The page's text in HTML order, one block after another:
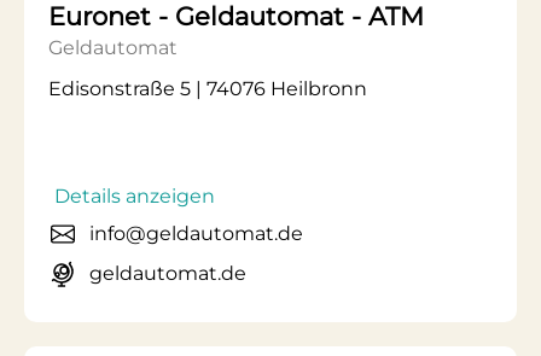
Euronet - Geldautomat - ATM
Geldautomat
Edisonstraße 5 | 74076 Heilbronn
Details anzeigen
info@geldautomat.de
geldautomat.de